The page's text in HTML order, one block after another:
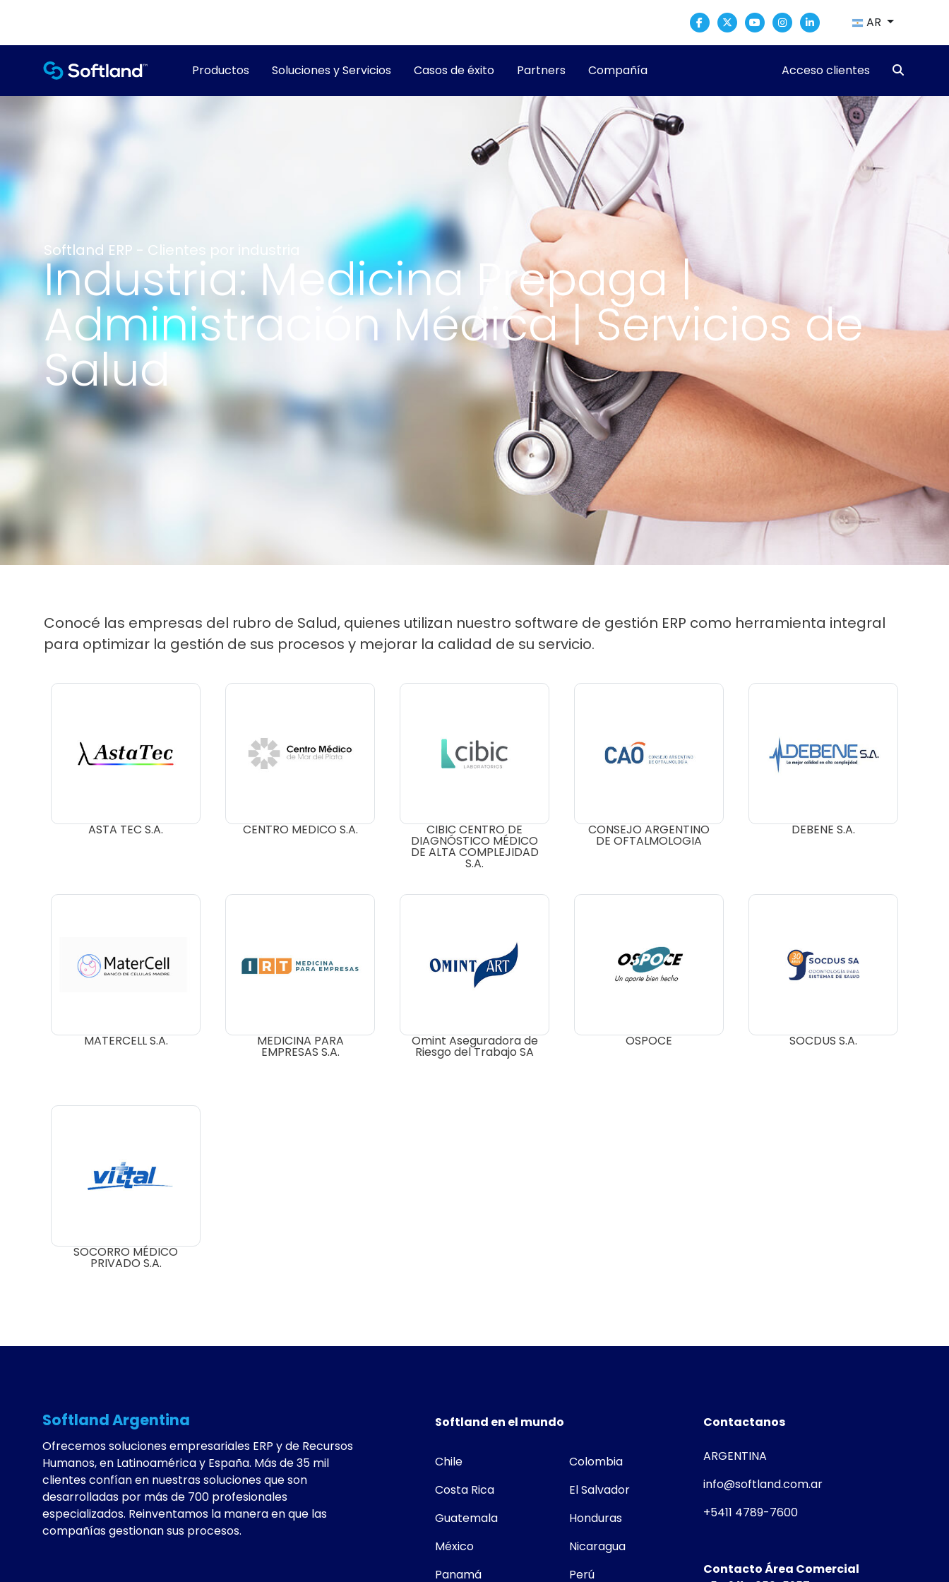
AR
Productos Soluciones y Servicios Casos de éxito Partners Compañía Acceso clientes
Softland ERP - Clientes por industria
Industria: Medicina Prepaga |
Administración Médica | Servicios de
Salud
Conocé las empresas del rubro de Salud, quienes utilizan nuestro software de gestión ERP como herramienta integral
para optimizar la gestión de sus procesos y mejorar la calidad de su servicio.
ASTA TEC S.A. CENTRO MEDICO S.A. CIBIC CENTRO DE
DIAGNÓSTICO MÉDICO
DE ALTA COMPLEJIDAD
S.A.
CONSEJO ARGENTINO
DE OFTALMOLOGIA
DEBENE S.A.
MATERCELL S.A. MEDICINA PARA
EMPRESAS S.A.
Omint Aseguradora de
Riesgo del Trabajo SA
OSPOCE SOCDUS S.A.
SOCORRO MÉDICO
PRIVADO S.A.
Softland Argentina
Ofrecemos soluciones empresariales ERP y de Recursos
Humanos, en Latinoamérica y España. Más de 35 mil
clientes confían en nuestras soluciones que son
desarrolladas por más de 700 profesionales
especializados. Reinventamos la manera en que las
compañías gestionan sus procesos.
Softland en el mundo
Chile
Colombia
Costa Rica
El Salvador
Guatemala
Honduras
México
Nicaragua
Panamá
Perú
Contactanos
ARGENTINA
info@softland.com.ar
+5411 4789-7600
Contacto Área Comercial